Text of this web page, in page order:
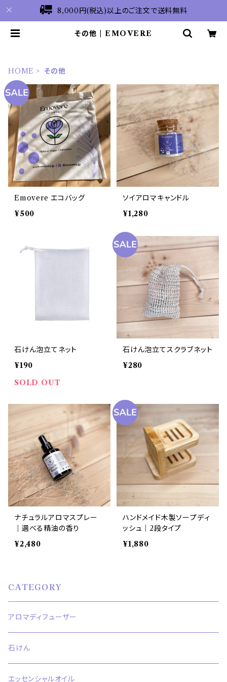
8,000円(税込)以上のご注文で送料無料
その他 | EMOVERE
HOME その他
Emovere エコバッグ
¥500
ソイアロマキャンドル
¥1,280
石けん泡立てネット
¥190
SOLD OUT
石けん泡立てスクラブネット
¥280
ナチュラルアロマスプレー
｜選べる精油の香り
¥2,480
ハンドメイド木製ソープディ
ッシュ｜2段タイプ
¥1,880
CATEGORY
アロマディフューザー
石けん
エッセンシャルオイル